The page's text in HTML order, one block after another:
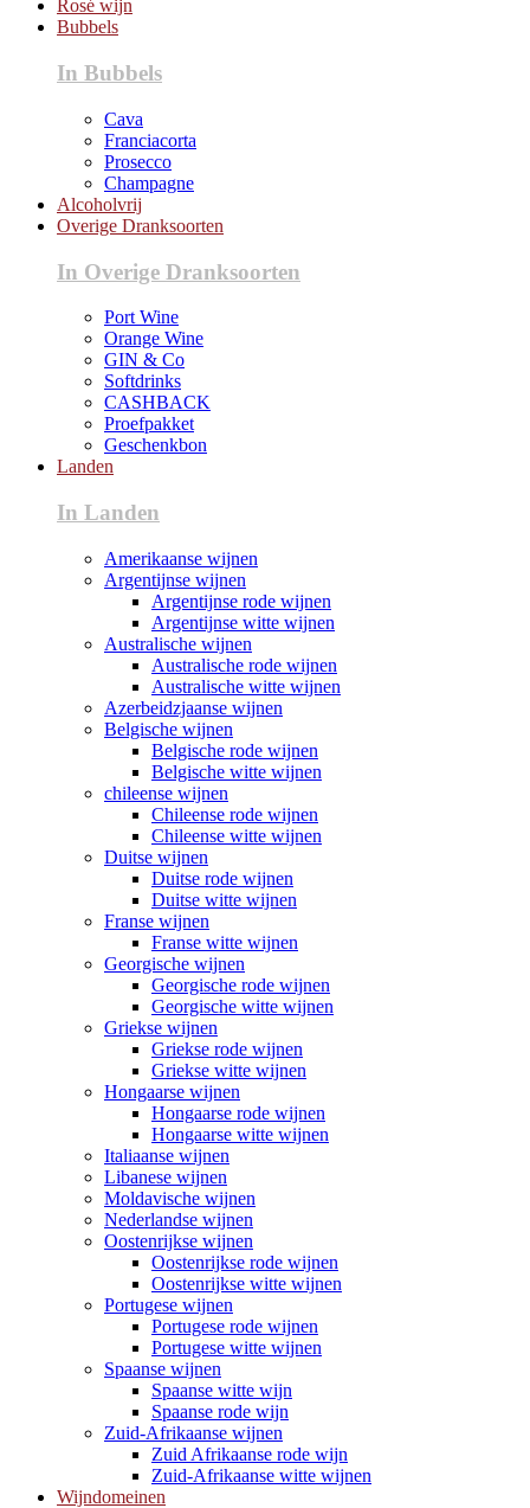
Rosé wijn
Bubbels
In Bubbels
Cava
Franciacorta
Prosecco
Champagne
Alcoholvrij
Overige Dranksoorten
In Overige Dranksoorten
Port Wine
Orange Wine
GIN & Co
Softdrinks
CASHBACK
Proefpakket
Geschenkbon
Landen
In Landen
Amerikaanse wijnen
Argentijnse wijnen
Argentijnse rode wijnen
Argentijnse witte wijnen
Australische wijnen
Australische rode wijnen
Australische witte wijnen
Azerbeidzjaanse wijnen
Belgische wijnen
Belgische rode wijnen
Belgische witte wijnen
chileense wijnen
Chileense rode wijnen
Chileense witte wijnen
Duitse wijnen
Duitse rode wijnen
Duitse witte wijnen
Franse wijnen
Franse witte wijnen
Georgische wijnen
Georgische rode wijnen
Georgische witte wijnen
Griekse wijnen
Griekse rode wijnen
Griekse witte wijnen
Hongaarse wijnen
Hongaarse rode wijnen
Hongaarse witte wijnen
Italiaanse wijnen
Libanese wijnen
Moldavische wijnen
Nederlandse wijnen
Oostenrijkse wijnen
Oostenrijkse rode wijnen
Oostenrijkse witte wijnen
Portugese wijnen
Portugese rode wijnen
Portugese witte wijnen
Spaanse wijnen
Spaanse witte wijn
Spaanse rode wijn
Zuid-Afrikaanse wijnen
Zuid Afrikaanse rode wijn
Zuid-Afrikaanse witte wijnen
Wijndomeinen